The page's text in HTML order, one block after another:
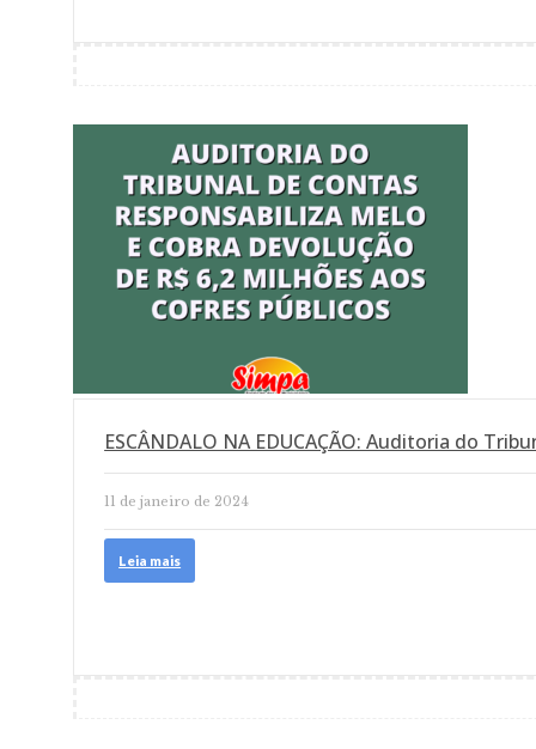
ESCÂNDALO NA EDUCAÇÃO: Auditoria do
11 de janeiro de 2024
Leia mais